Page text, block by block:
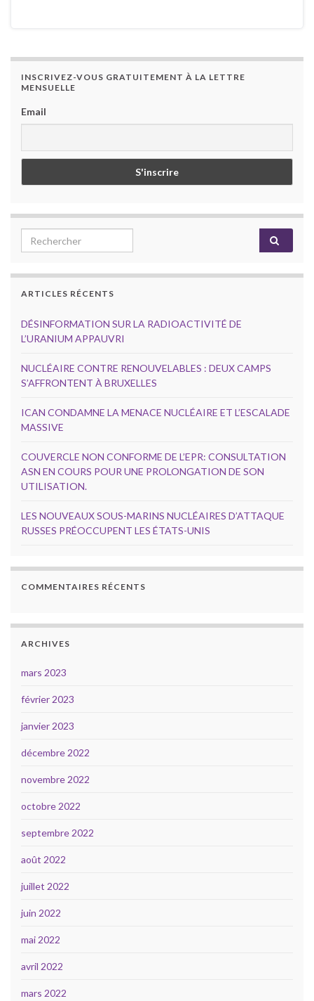
INSCRIVEZ-VOUS GRATUITEMENT À LA LETTRE
MENSUELLE
Email
Search for:
ARTICLES RÉCENTS
DÉSINFORMATION SUR LA RADIOACTIVITÉ DE
L’URANIUM APPAUVRI
NUCLÉAIRE CONTRE RENOUVELABLES : DEUX CAMPS
S’AFFRONTENT À BRUXELLES
ICAN CONDAMNE LA MENACE NUCLÉAIRE ET L’ESCALADE
MASSIVE
COUVERCLE NON CONFORME DE L’EPR: CONSULTATION
ASN EN COURS POUR UNE PROLONGATION DE SON
UTILISATION.
LES NOUVEAUX SOUS-MARINS NUCLÉAIRES D’ATTAQUE
RUSSES PRÉOCCUPENT LES ÉTATS-UNIS
COMMENTAIRES RÉCENTS
ARCHIVES
mars 2023
février 2023
janvier 2023
décembre 2022
novembre 2022
octobre 2022
septembre 2022
août 2022
juillet 2022
juin 2022
mai 2022
avril 2022
mars 2022